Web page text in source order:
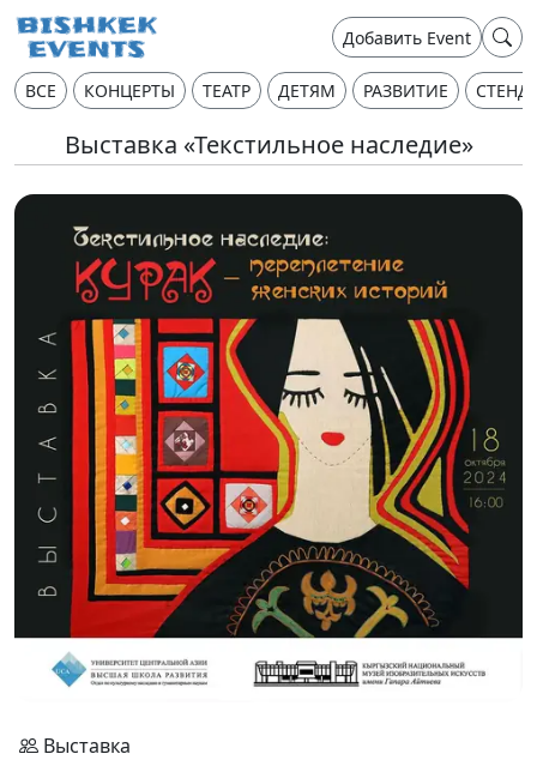
Добавить Event
ВСЕ КОНЦЕРТЫ ТЕАТР ДЕТЯМ РАЗВИТИЕ
Выставка «Текстильное наследие»
Выставка